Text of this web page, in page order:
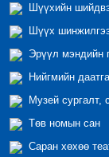
Шүүхийн
Шүүх
Эрүүл мэндийн
Нийгмийн
Музей сургалт,
Төв номын сан
Саран хөхөө